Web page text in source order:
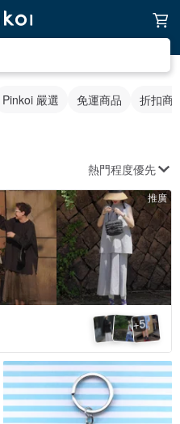
Pinkoi 嚴選 免運商品 折扣商
熱門程度優先
推廣
+5